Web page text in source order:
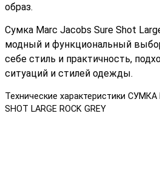
образ.
Сумка Marc Jacobs Sure Shot
модный и функциональный
себе стиль и практичность,
ситуаций и стилей одежды.
Технические характеристики СУМКА
SHOT LARGE ROCK GREY